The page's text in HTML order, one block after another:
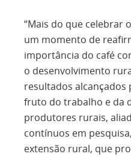
“Mais do que celebrar
um momento de
importância do café
o desenvolvimento
resultados alcançados
fruto do trabalho e da
produtores rurais,
contínuos em
extensão rural, que